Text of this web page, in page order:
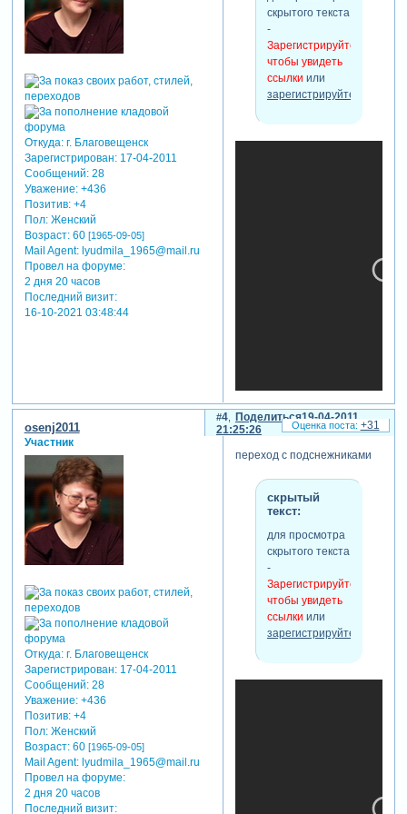
Откуда:г. Благовещенск
Зарегистрирован: 17-04-2011
Сообщений:28
Уважение: +436
Позитив: +4
Пол:Женский
Возраст:60 [1965-09-05]
Mail Agent:lyudmila_1965@mail.ru
Провел на форуме:
2 дня 20 часов
Последний визит:
16-10-2021 03:48:44
скрытого текста
-
Зарегистрируйтесь,
чтобы увидеть
ссылки или
зарегистрируйтесь
отредактировано osenj2011
(06-06-2011 16:20:55)
Поделиться
4
19-04-2011
21:25:26
osenj2011
Участник
Откуда:г. Благовещенск
Зарегистрирован: 17-04-2011
Сообщений:28
Уважение: +436
Позитив: +4
Пол:Женский
Возраст:60 [1965-09-05]
Mail Agent:lyudmila_1965@mail.ru
Провел на форуме:
2 дня 20 часов
Последний визит:
переход с подснежниками
скрытый
текст:
для просмотра
скрытого текста
-
Зарегистрируйтесь,
чтобы увидеть
ссылки или
зарегистрируйтесь
+31